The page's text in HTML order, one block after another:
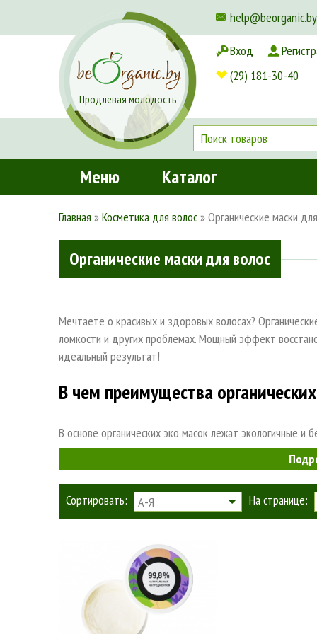
help@beorganic.by
Доставка и оплата
Продлевая молодость
Вход
(29) 181-30-40
Меню Каталог
Главная »Косметика для волос»Органические маски
Органические маски для волос
Мечтаете о красивых и здоровых волосах?
ломкости и других проблемах. Мощный эффект
идеальный результат!
В чем преимущества
В основе органических эко масок лежат экологичные
нам самой природой и превращающие обычный
процедуру. Уникальные сочетания компонентов не
производных. Такие маски не утяжеляют волосы, не
обеспечивают стойкий результат.
Как выбрать и купить
Состав – главный фактор, который нужно учитывать
обязательно присутствуют:
Аминокислоты – для увлажнения волосяного
Сортировать: А-Я На странице: